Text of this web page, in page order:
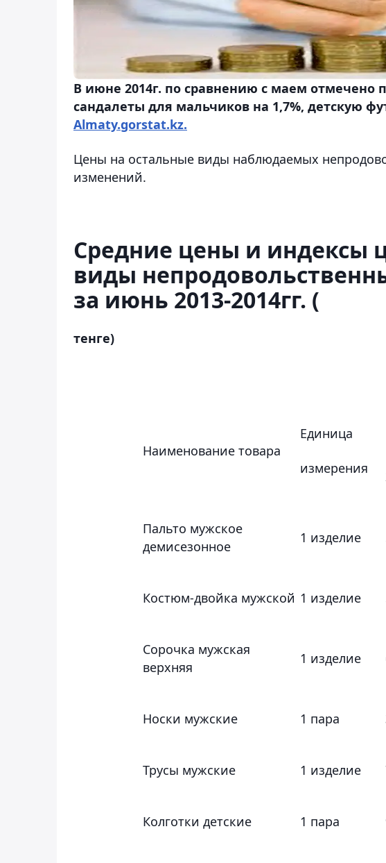
В июне 2014г. по сравнению с маем
сандалеты для мальчиков на 1,7%, детскую
Almaty.gorstat.kz.
Цены на остальные виды наблюдаемых
изменений.
Средние цены и индексы
виды
за июнь 2013-2014гг. (
тенге)
Наименование товара
Единица
измерения
Пальто мужское
демисезонное
1 изделие
Костюм-двойка мужской 1 изделие
Сорочка мужская
верхняя
1 изделие
Носки мужские 1 пара
Трусы мужские 1 изделие
Колготки детские 1 пара